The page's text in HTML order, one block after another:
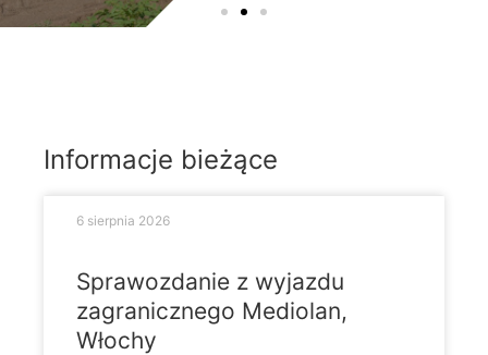
Informacje bieżące
Sprawozdanie z wyjazdu
zagranicznego Mediolan,
Włochy
6 sierpnia 2026